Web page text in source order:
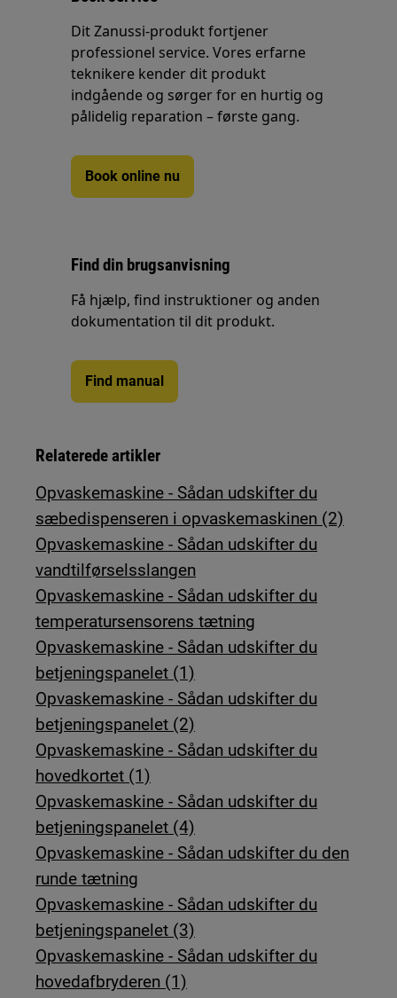
Dit Zanussi-produkt fortjener
professionel service. Vores erfarne
teknikere kender dit produkt
indgående og sørger for en hurtig og
pålidelig reparation – første gang.
Book online nu
Find din brugsanvisning
Få hjælp, find instruktioner og anden
dokumentation til dit produkt.
Find manual
Relaterede artikler
Opvaskemaskine - Sådan udskifter du
sæbedispenseren i opvaskemaskinen (2)
Opvaskemaskine - Sådan udskifter du
vandtilførselsslangen
Opvaskemaskine - Sådan udskifter du
temperatursensorens tætning
Opvaskemaskine - Sådan udskifter du
betjeningspanelet (1)
Opvaskemaskine - Sådan udskifter du
betjeningspanelet (2)
Opvaskemaskine - Sådan udskifter du
hovedkortet (1)
Opvaskemaskine - Sådan udskifter du
betjeningspanelet (4)
Opvaskemaskine - Sådan udskifter du den
runde tætning
Opvaskemaskine - Sådan udskifter du
betjeningspanelet (3)
Opvaskemaskine - Sådan udskifter du
hovedafbryderen (1)